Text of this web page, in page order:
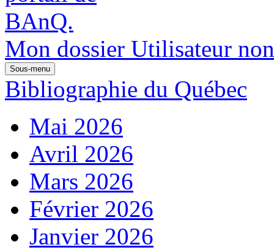
Mon dossier Utilisateur
Sous-menu
Bibliographie du Québec
Mai 2026
Avril 2026
Mars 2026
Février 2026
Janvier 2026